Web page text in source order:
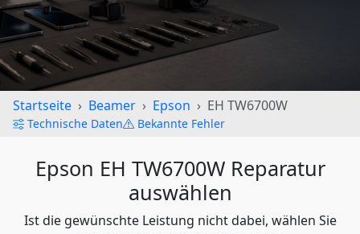
Startseite Beamer Epson EH TW6700W
Technische Daten Bekannte Fehler
Epson EH TW6700W Reparatur
auswählen
Ist die gewünschte Leistung nicht dabei, wählen Sie